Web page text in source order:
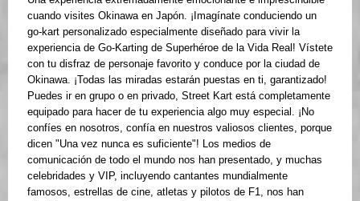
cuando visites Okinawa en Japón. ¡Imagínate conduciendo un
go-kart personalizado especialmente diseñado para vivir la
experiencia de Go-Karting de Superhéroe de la Vida Real! Vístete
con tu disfraz de personaje favorito y conduce por la ciudad de
Okinawa. ¡Todas las miradas estarán puestas en ti, garantizado!
Puedes ir en grupo o en privado, Street Kart está completamente
equipado para hacer de tu experiencia algo muy especial. ¡No
confíes en nosotros, confía en nuestros valiosos clientes, porque
dicen "Una vez nunca es suficiente"! Los medios de
comunicación de todo el mundo nos han presentado, y muchas
celebridades y VIP, incluyendo cantantes mundialmente
famosos, estrellas de cine, atletas y pilotos de F1, nos han